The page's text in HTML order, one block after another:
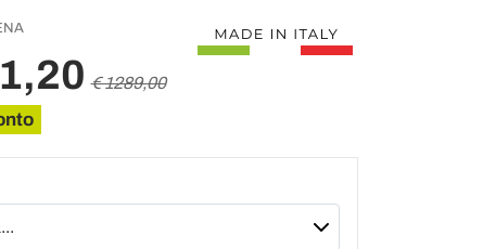
€ 1289,00